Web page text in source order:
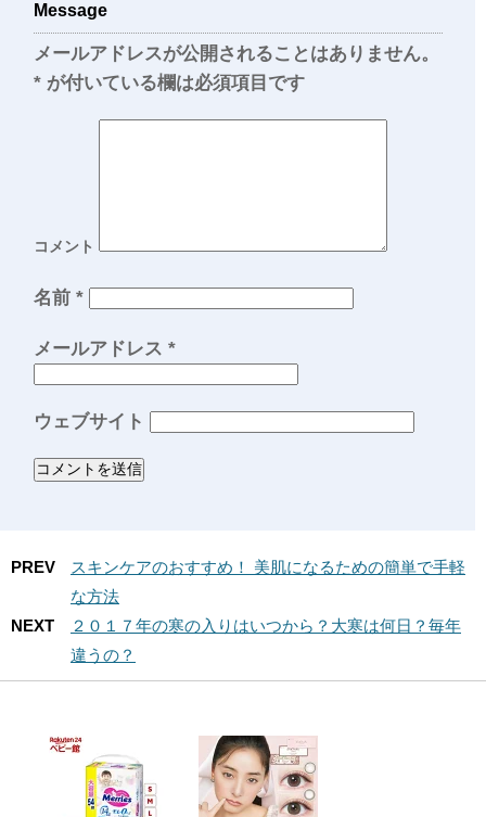
Message
メールアドレスが公開されることはありません。
* が付いている欄は必須項目です
コメント
名前 *
メールアドレス *
ウェブサイト
PREV
スキンケアのおすすめ！ 美肌になるための簡単で手軽
な方法
NEXT
２０１７年の寒の入りはいつから？大寒は何日？毎年
違うの？